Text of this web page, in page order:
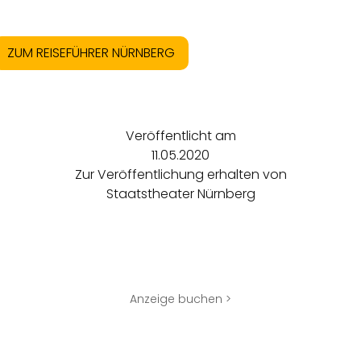
ZUM REISEFÜHRER NÜRNBERG
Veröffentlicht am
11.05.2020
Zur Veröffentlichung erhalten von
Staatstheater Nürnberg
Anzeige buchen >